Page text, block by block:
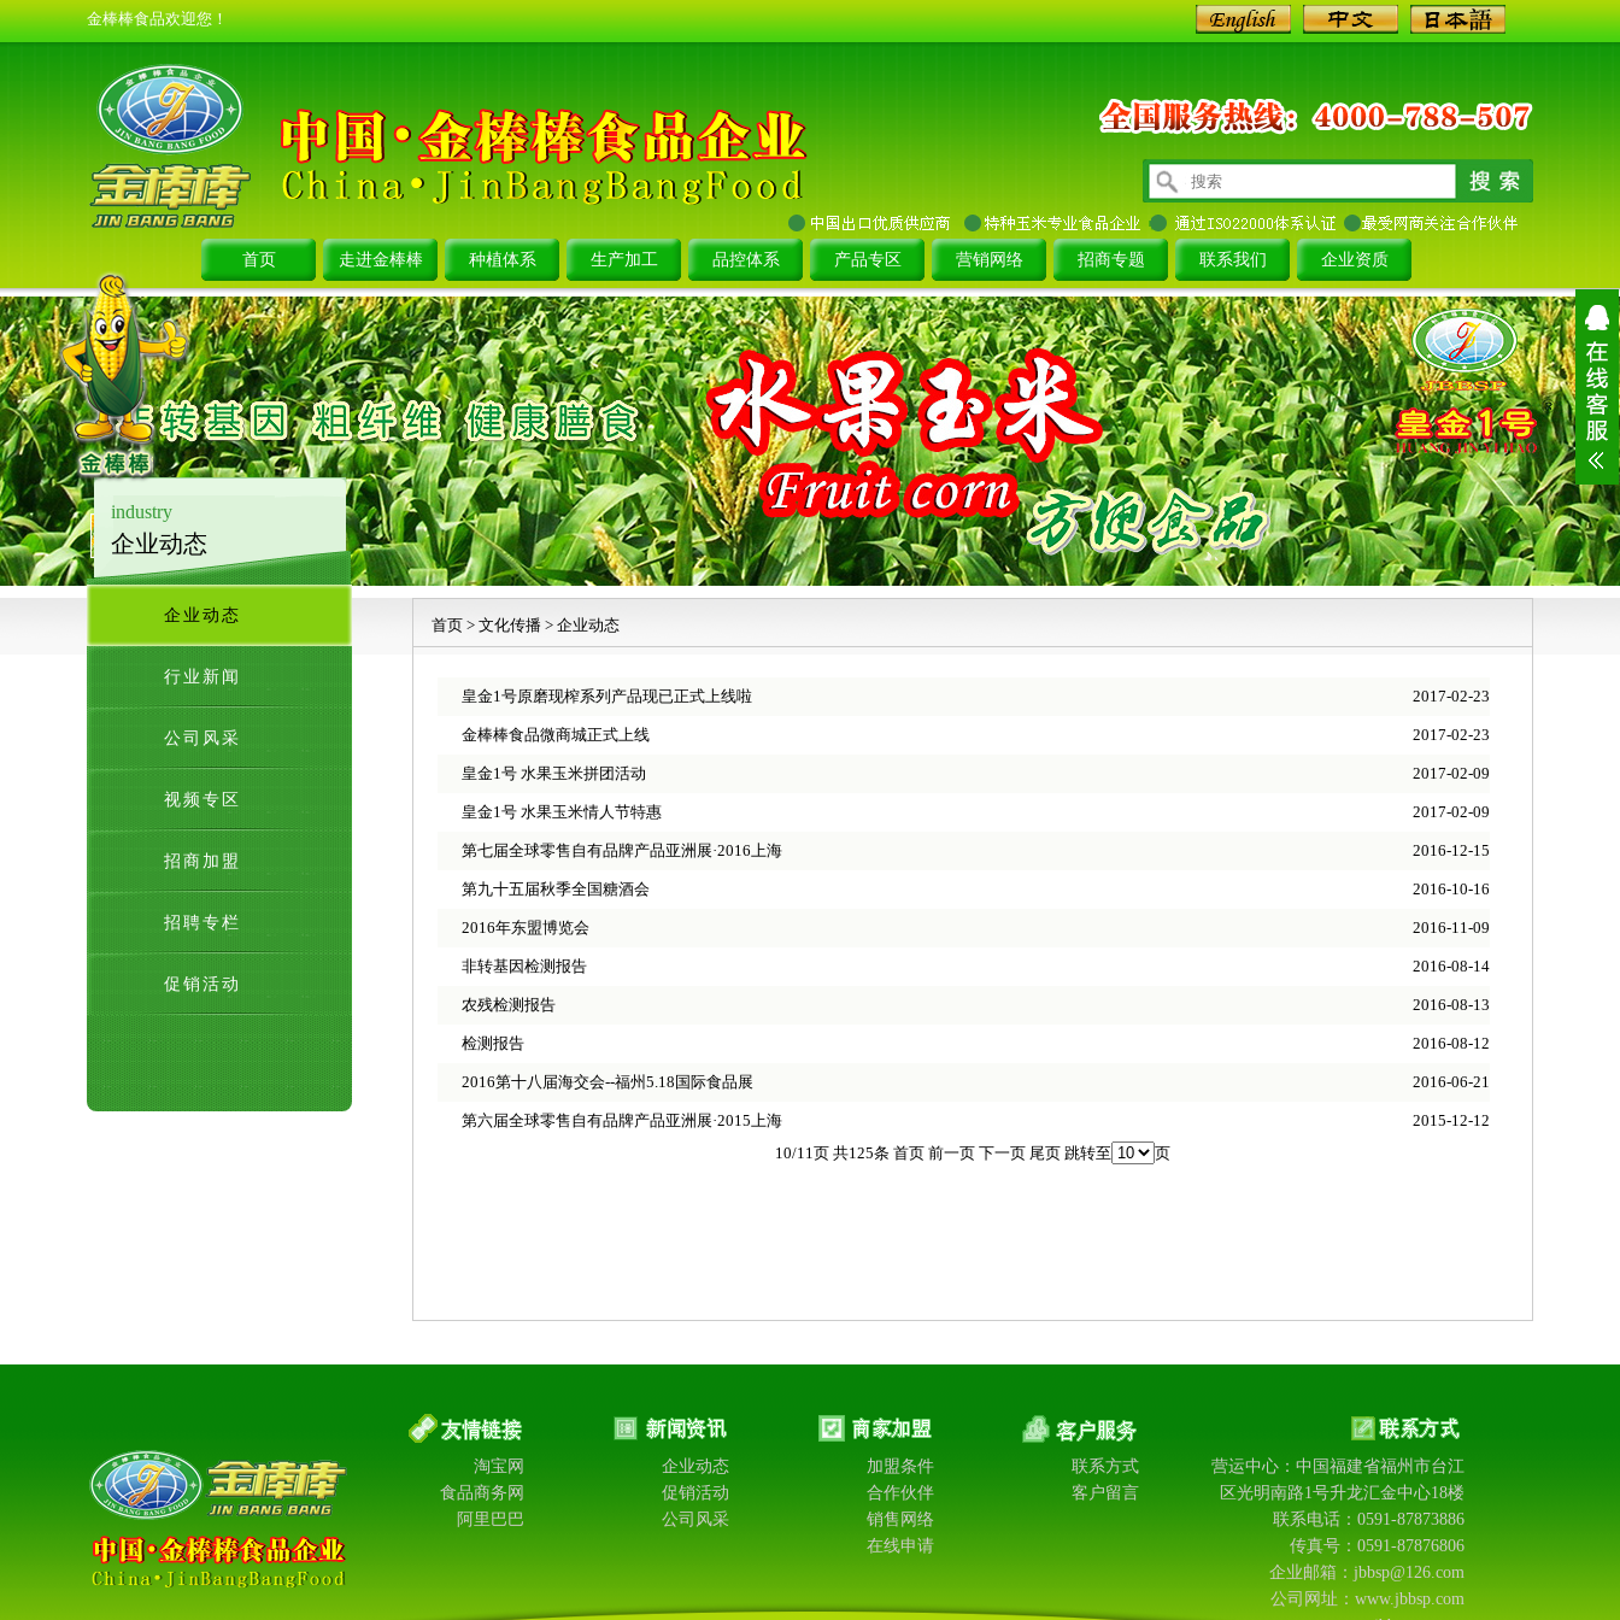
金棒棒食品欢迎您！
首页 走进金棒棒 种植体系 生产加工 品控体系 产品专区 营销网络 招商专题 联系我们 企业资质
industry
企业动态
企业动态
行业新闻
公司风采
视频专区
招商加盟
招聘专栏
促销活动
首页 > 文化传播 > 企业动态
2017-02-23
皇金1号原磨现榨系列产品现已正式上线啦
2017-02-23
金棒棒食品微商城正式上线
2017-02-09
皇金1号 水果玉米拼团活动
2017-02-09
皇金1号 水果玉米情人节特惠
2016-12-15
第七届全球零售自有品牌产品亚洲展·2016上海
2016-10-16
第九十五届秋季全国糖酒会
2016-11-09
2016年东盟博览会
2016-08-14
非转基因检测报告
2016-08-13
农残检测报告
2016-08-12
检测报告
2016-06-21
2016第十八届海交会--福州5.18国际食品展
2015-12-12
第六届全球零售自有品牌产品亚洲展·2015上海
10/11页 共125条 首页 前一页 下一页 尾页 跳转至 页
淘宝网
食品商务网
阿里巴巴
企业动态
促销活动
公司风采
加盟条件
合作伙伴
销售网络
在线申请
联系方式
客户留言
营运中心：中国福建省福州市台江
区光明南路1号升龙汇金中心18楼
联系电话：0591-87873886
传真号：0591-87876806
企业邮箱：jbbsp@126.com
公司网址：www.jbbsp.com